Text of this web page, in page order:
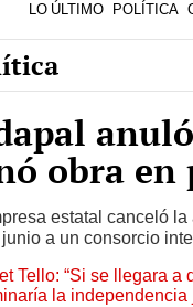
LO ÚLTIMO POLÍTICA
obra en
estatal canceló
a un consorcio
Tello: “Si se llegara
la independencia